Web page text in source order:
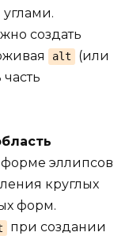
создать
alt (или
форме эллипсов
круглых
форм.
при создании